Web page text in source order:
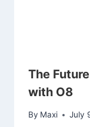
The
with O8
By Maxi July